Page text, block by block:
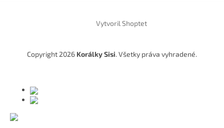
Vytvoril Shoptet
Copyright 2026 Korálky Sisi. Všetky práva vyhradené.